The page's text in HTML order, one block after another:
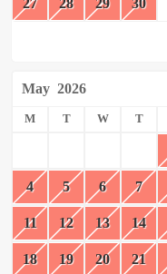
May 2026
M T W T
4 5 6 7
11 12 13 14
18 19 20 21